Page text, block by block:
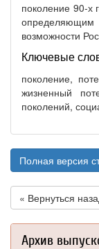
поколение 90-х
определяющим
возможности
Ключевые
поколение,
жизненный
поколений,
Полная версия
« Вернуться
Архив